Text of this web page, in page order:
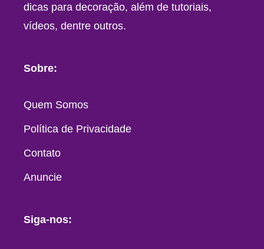
dicas para decoração, além de tutoriais,
vídeos, dentre outros.
Sobre:
Quem Somos
Política de Privacidade
Contato
Anuncie
Siga-nos: